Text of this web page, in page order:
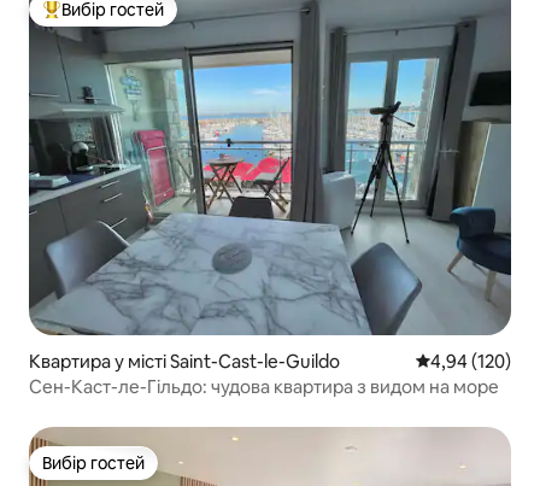
Топ вибір гостей
Вибір гостей
Квартира у місті Saint-Cast-le-Guildo Середня
4,94 (120)
Сен-Каст-ле-Гільдо: чудова квартира з видом на море
Вибір гостей
Вибір гостей